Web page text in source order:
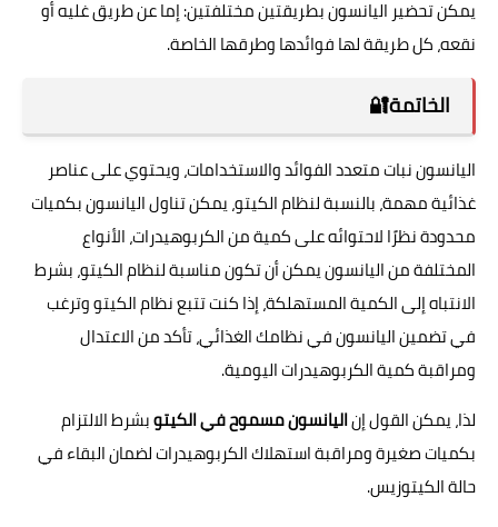
يمكن تحضير اليانسون بطريقتين مختلفتين: إما عن طريق غليه أو
نقعه، كل طريقة لها فوائدها وطرقها الخاصة.
الخاتمة🔐
اليانسون نبات متعدد الفوائد والاستخدامات، ويحتوي على عناصر
غذائية مهمة، بالنسبة لنظام الكيتو، يمكن تناول اليانسون بكميات
محدودة نظرًا لاحتوائه على كمية من الكربوهيدرات، الأنواع
المختلفة من اليانسون يمكن أن تكون مناسبة لنظام الكيتو، بشرط
الانتباه إلى الكمية المستهلكة، إذا كنت تتبع نظام الكيتو وترغب
في تضمين اليانسون في نظامك الغذائي، تأكد من الاعتدال
ومراقبة كمية الكربوهيدرات اليومية.
لذا، يمكن القول إناليانسون مسموح في الكيتوبشرط الالتزام
بكميات صغيرة ومراقبة استهلاك الكربوهيدرات لضمان البقاء في
حالة الكيتوزيس.